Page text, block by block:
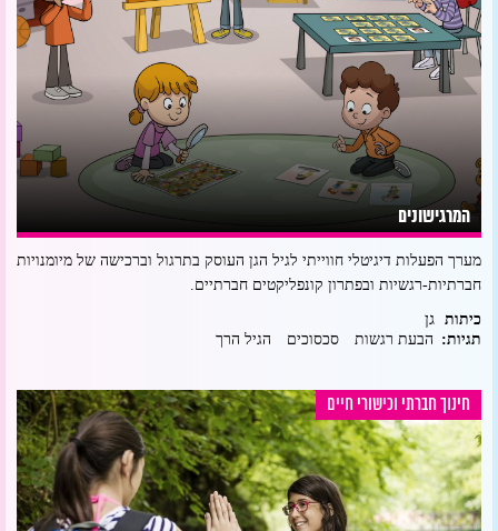
המרגישונים
מערך הפעלות דיגיטלי חווייתי לגיל הגן העוסק בתרגול וברכישה של מיומנויות
חברתיות-רגשיות ובפתרון קונפליקטים חברתיים.
כיתות גן
תגיות: הבעת רגשות סכסוכים הגיל הרך
חינוך חברתי וכישורי חיים